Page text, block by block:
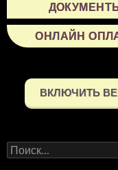
ОНЛАЙН
ВКЛЮЧИТЬ
Найти: